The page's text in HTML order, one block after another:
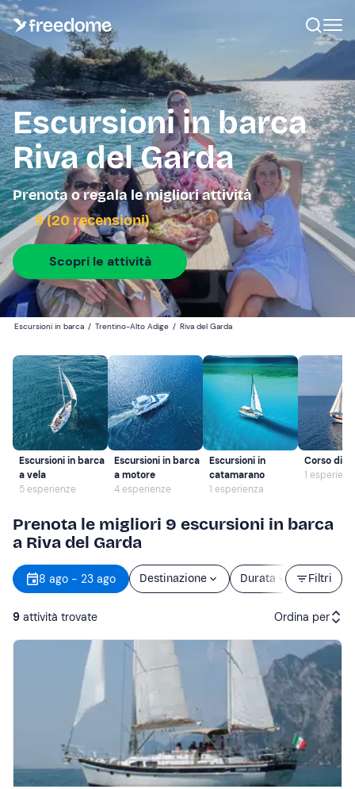
Escursioni in barca
Riva del Garda
Prenota o regala le migliori attività
5 (20 recensioni)
Scopri le attività
Escursioni in barca / Trentino-Alto Adige / Riva del Garda
Escursioni in barca
a vela
5 esperienze
Escursioni in barca
a motore
4 esperienze
Escursioni in
catamarano
1 esperienza
Corso di
1
Prenota le migliori 9 escursioni in barca
a Riva del Garda
Filtri
8 ago - 23 ago Destinazione Durata Prezzo
9 attività trovate Ordina per
Attività consigliate
Prezzo (crescente)
Prezzo (decrescente)
Recensioni